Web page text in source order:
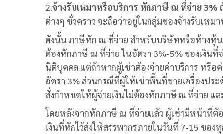
2.จ้างรับเหมาหรือบริการ หักภาษี ณ ที่จ่าย 3%
ต่างๆ ชั่วคราว จะถือว่าอยู่ในกลุ่มของจ้างรับเหม
ดังนั้น ภาษีหัก ณ ที่จ่าย สำหรับบริษัทหรือห้างหุ้น
ต้องหักภาษี ณ ที่จ่าย ในอัตรา 3%-5% ของเงินที่
นิติบุคคล แต่ถ้าหากผู้เช่าต้องจ่ายค่าบริการ หรือ
อัตรา 3% ส่วนกรณีที่ผู้ให้เช่าพื้นที่ขายเครื่องประ
สั่งกำหนดให้ผู้จ่ายเงินไม่ต้องหักภาษี ณ ที่จ่าย แล
โดยหลังจากหักภาษี ณ ที่จ่ายแล้ว ผู้เช่ามีหน้าที่
เงินที่หักไว้ส่งให้สรรพากรภายในวันที่ 7-15 ขอ